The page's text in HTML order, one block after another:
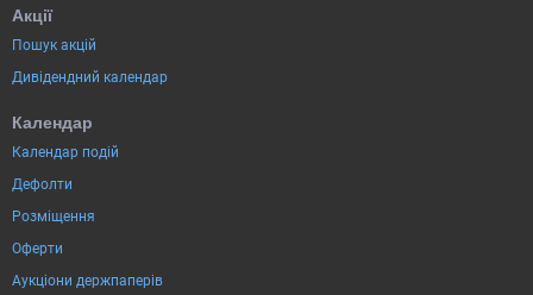
Акції
Пошук акцій
Дивідендний календар
Календар
Календар подій
Дефолти
Розміщення
Оферти
Аукціони держпаперів